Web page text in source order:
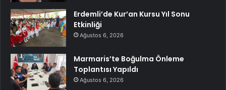
Erdemli’de Kur’an Kursu Yıl Sonu
Etkinliği
Ağustos 6, 2026
Marmaris’te Boğulma Önleme
Toplantısı Yapıldı
Ağustos 6, 2026